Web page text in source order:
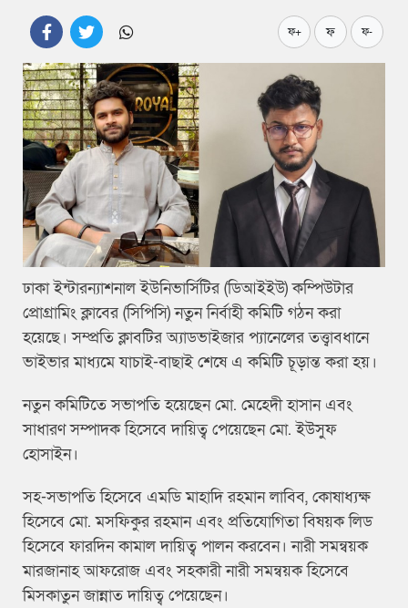
ফ+ ফ ফ-
ঢাকা ইন্টারন্যাশনাল ইউনিভার্সিটির (ডিআইইউ) কম্পিউটার
প্রোগ্রামিং ক্লাবের (সিপিসি) নতুন নির্বাহী কমিটি গঠন করা
হয়েছে। সম্প্রতি ক্লাবটির অ্যাডভাইজার প্যানেলের তত্ত্বাবধানে
ভাইভার মাধ্যমে যাচাই-বাছাই শেষে এ কমিটি চূড়ান্ত করা হয়।
নতুন কমিটিতে সভাপতি হয়েছেন মো. মেহেদী হাসান এবং
সাধারণ সম্পাদক হিসেবে দায়িত্ব পেয়েছেন মো. ইউসুফ
হোসাইন।
সহ-সভাপতি হিসেবে এমডি মাহাদি রহমান লাবিব, কোষাধ্যক্ষ
হিসেবে মো. মসফিকুর রহমান এবং প্রতিযোগিতা বিষয়ক লিড
হিসেবে ফারদিন কামাল দায়িত্ব পালন করবেন। নারী সমন্বয়ক
মারজানাহ আফরোজ এবং সহকারী নারী সমন্বয়ক হিসেবে
মিসকাতুন জান্নাত দায়িত্ব পেয়েছেন।